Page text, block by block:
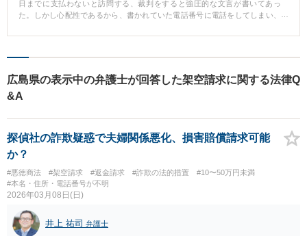
日までに支払わないと訪問する、裁判をすると強圧的な文言が書いてあっ
た。しかし心配性であるから、書かれていた電話番号に電話をしてしまい、
うことなので、弁護士の受任通知を出し、証拠の提出を求めたところ、連絡
請求である場合が多いですから、無視するに限ります。下手に電話をかけて
しまうと、相手に電話番号を知られてしまい、電話攻撃を受けてしまいま
す。どうしても心配な人は、電話をかけてしまう前に、弁護士に相談しまし
広島県の表示中の弁護士が回答した架空請求に関する法律Q
&A
探偵社の詐欺疑惑で夫婦関係悪化、損害賠償請求可能
か？
#悪徳商法 #架空請求 #返金請求 #詐欺の法的措置
#10〜50万円未満
#本名・住所・電話番号が不明
2026年03月08日(日)
井上 祐司 弁護士